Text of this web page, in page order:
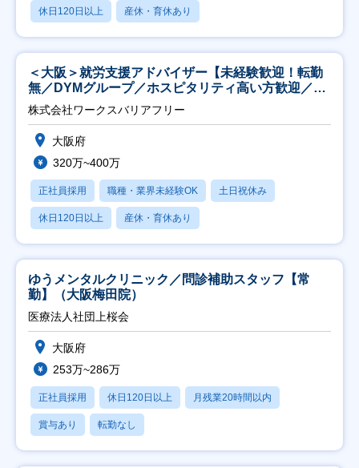
休日120日以上 産休・育休あり
＜大阪＞就労支援アドバイザー【未経験歓迎！転勤
無／DYMグループ／ホスピタリティ高い方歓迎／土
日祝】
株式会社ワークスバリアフリー
大阪府
320万~400万
正社員採用 職種・業界未経験OK 土日祝休み
休日120日以上 産休・育休あり
ゆうメンタルクリニック／問診補助スタッフ【常
勤】（大阪梅田院）
医療法人社団上桜会
大阪府
253万~286万
正社員採用 休日120日以上 月残業20時間以内
賞与あり 転勤なし